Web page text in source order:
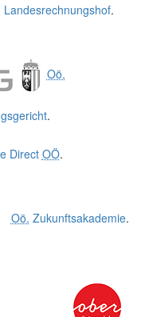
Landesrechnungshof.
Oö.
.
Direct OÖ.
Oö. Zukunftsakademie.